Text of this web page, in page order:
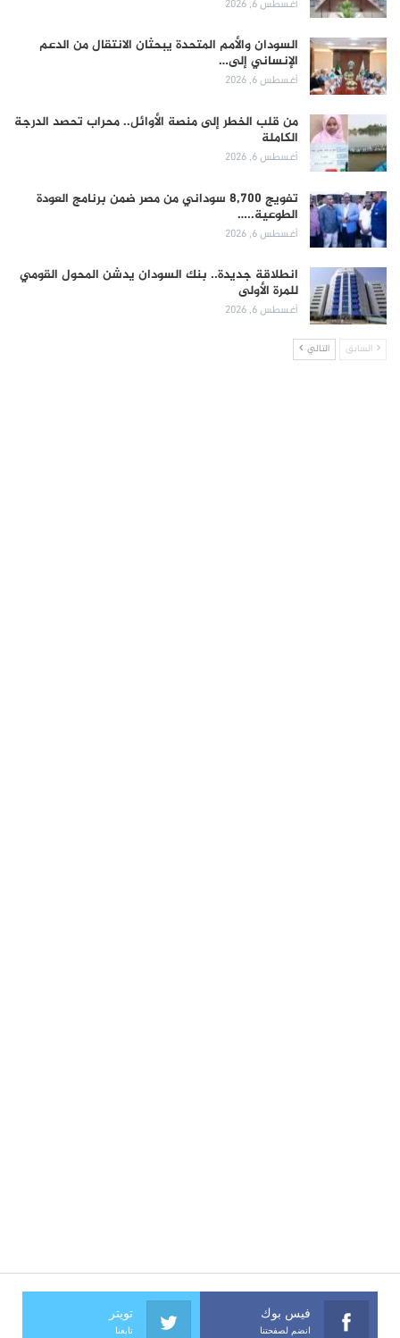
أغسطس 6, 2026
السودان والأمم المتحدة يبحثان الانتقال من الدعم
الإنساني إلى…
أغسطس 6, 2026
من قلب الخطر إلى منصة الأوائل.. محراب تحصد الدرجة
الكاملة
أغسطس 6, 2026
تفويج 8,700 سوداني من مصر ضمن برنامج العودة
الطوعية..…
أغسطس 6, 2026
انطلاقة جديدة.. بنك السودان يدشن المحول القومي
للمرة الأولى
أغسطس 6, 2026
السابق التالي
فيس بوك
انضم لصفحتنا
تويتر
تابعنا